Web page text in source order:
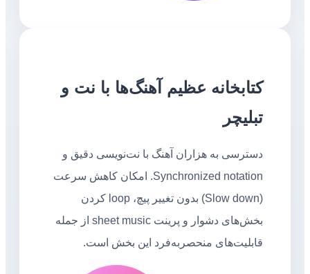
کتابخانه عظیم آهنگ‌ها با نت و
تبلیچر
دسترسی به هزاران آهنگ با نت‌نویسی دقیق و
Synchronized notation. امکان کاهش سرعت
(Slow down) بدون تغییر پیچ، loop کردن
بخش‌های دشوار و پرینت sheet music از جمله
قابلیت‌های منحصربه‌فرد این بخش است.